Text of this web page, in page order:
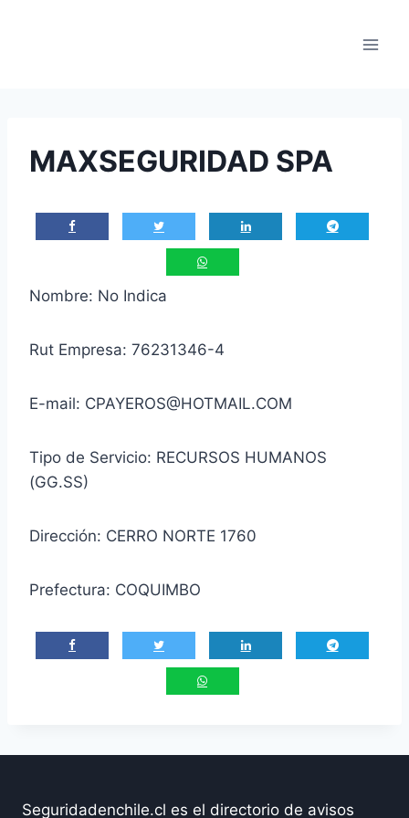
MAXSEGURIDAD SPA
Nombre: No Indica
Rut Empresa: 76231346-4
E-mail: CPAYEROS@HOTMAIL.COM
Tipo de Servicio: RECURSOS HUMANOS
(GG.SS)
Dirección: CERRO NORTE 1760
Prefectura: COQUIMBO
Seguridadenchile.cl es el directorio de avisos